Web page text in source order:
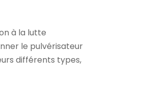
à la lutte
le pulvérisateur
différents types,